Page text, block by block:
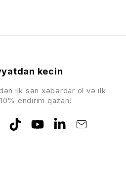
kecin
ilk sən xəbərdar ol və ilk
endirim qazan!